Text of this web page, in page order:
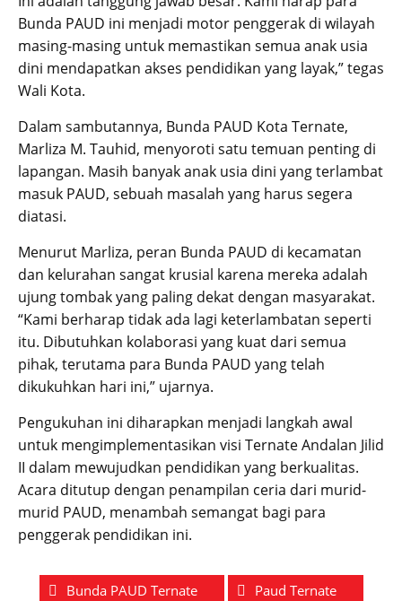
Bunda PAUD ini menjadi motor penggerak di wilayah
masing-masing untuk memastikan semua anak usia
dini mendapatkan akses pendidikan yang layak,” tegas
Wali Kota.
Dalam sambutannya, Bunda PAUD Kota Ternate,
Marliza M. Tauhid, menyoroti satu temuan penting di
lapangan. Masih banyak anak usia dini yang terlambat
masuk PAUD, sebuah masalah yang harus segera
diatasi.
Menurut Marliza, peran Bunda PAUD di kecamatan
dan kelurahan sangat krusial karena mereka adalah
ujung tombak yang paling dekat dengan masyarakat.
“Kami berharap tidak ada lagi keterlambatan seperti
itu. Dibutuhkan kolaborasi yang kuat dari semua
pihak, terutama para Bunda PAUD yang telah
dikukuhkan hari ini,” ujarnya.
Pengukuhan ini diharapkan menjadi langkah awal
untuk mengimplementasikan visi Ternate Andalan Jilid
II dalam mewujudkan pendidikan yang berkualitas.
Acara ditutup dengan penampilan ceria dari murid-
murid PAUD, menambah semangat bagi para
penggerak pendidikan ini.
Bunda PAUD Ternate
Paud Ternate